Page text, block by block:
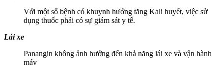
Với một số bệnh có khuynh hướng tăng Kali huyết, việc sử
dụng thuốc phải có sự giám sát y tế.
Lái xe
Panangin không ảnh hưởng đến khả năng lái xe và vận hành
máy